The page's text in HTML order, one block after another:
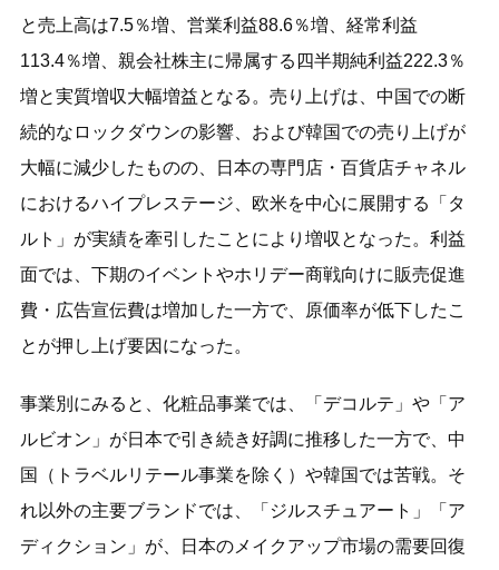
と売上高は7.5％増、営業利益88.6％増、経常利益
113.4％増、親会社株主に帰属する四半期純利益222.3％
増と実質増収大幅増益となる。売り上げは、中国での断
続的なロックダウンの影響、および韓国での売り上げが
大幅に減少したものの、日本の専門店・百貨店チャネル
におけるハイプレステージ、欧米を中心に展開する「タ
ルト」が実績を牽引したことにより増収となった。利益
面では、下期のイベントやホリデー商戦向けに販売促進
費・広告宣伝費は増加した一方で、原価率が低下したこ
とが押し上げ要因になった。
事業別にみると、化粧品事業では、「デコルテ」や「ア
ルビオン」が日本で引き続き好調に推移した一方で、中
国（トラベルリテール事業を除く）や韓国では苦戦。そ
れ以外の主要ブランドでは、「ジルスチュアート」「ア
ディクション」が、日本のメイクアップ市場の需要回復